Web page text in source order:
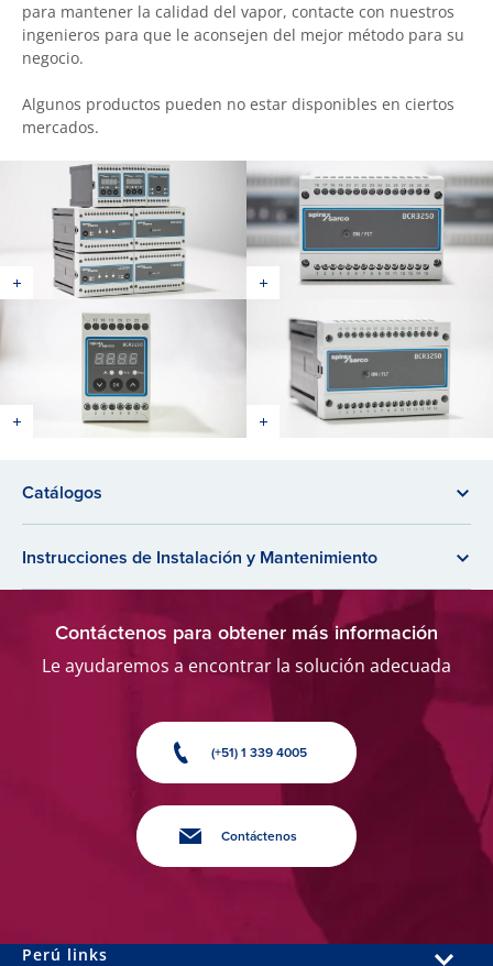
para mantener la calidad del vapor, contacte con nuestros
ingenieros para que le aconsejen del mejor método para su
negocio.
Algunos productos pueden no estar disponibles en ciertos
mercados.
Catálogos
Instrucciones de Instalación y Mantenimiento
Contáctenos para obtener más información
Le ayudaremos a encontrar la solución adecuada
(+51) 1 339 4005
Contáctenos
Perú links